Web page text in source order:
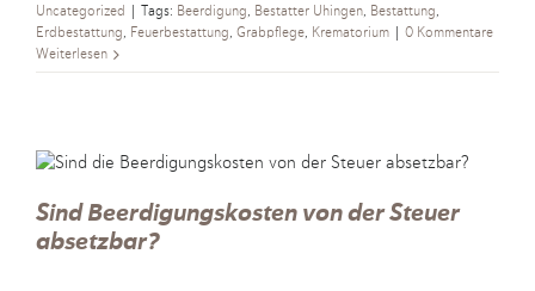
Uncategorized
Tags: Beerdigung, Bestatter Uhingen, Bestattung,
Erdbestattung, Feuerbestattung, Grabpflege, Krematorium
0 Kommentare
Weiterlesen
Sind Beerdigungskosten von der Steuer
absetzbar?